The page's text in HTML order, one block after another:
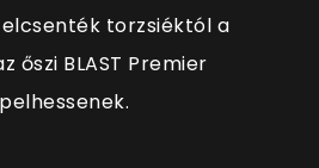
torzsiéktól a
őszi BLAST Premier